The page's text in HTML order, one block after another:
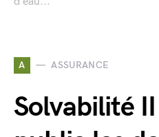
A ASSURANCE
Solvabilité II